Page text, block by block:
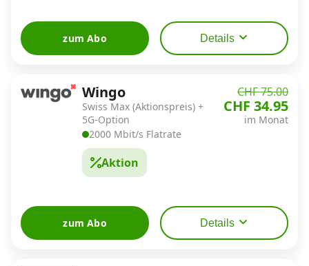
zum Abo Details
Wingo
Swiss Max (Aktionspreis) +
5G-Option
2000 Mbit/s Flatrate
Aktion
CHF 75.00
CHF 34.95
im Monat
zum Abo Details